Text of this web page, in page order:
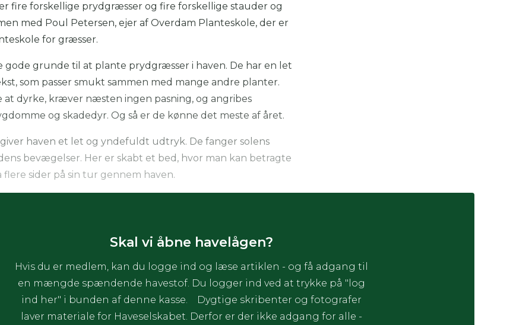
fire forskellige prydgræsser og fire forskellige stauder og
med Poul Petersen, ejer af Overdam Planteskole, der er
for græsser.
gode grunde til at plante prydgræsser i haven. De har en let
som passer smukt sammen med mange andre planter.
at dyrke, kræver næsten ingen pasning, og angribes
og skadedyr. Og så er de kønne det meste af året.
haven et let og yndefuldt udtryk. De fanger solens
bevægelser. Her er skabt et bed, hvor man kan betragte
sider på sin tur gennem haven.
Skal vi åbne havelågen?
Hvis du er medlem, kan du logge ind og læse artiklen - og få adgang til
en mængde spændende havestof. Du logger ind ved at trykke på "log
ind her" i bunden af denne kasse. Dygtige skribenter og fotografer
laver materiale for Haveselskabet. Derfor er der ikke adgang for alle -